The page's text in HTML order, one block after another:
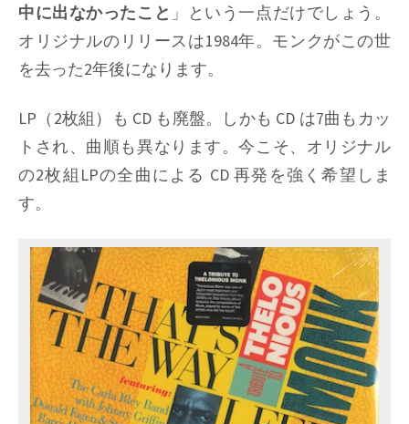
中に出なかったこと 」という一点だけでしょう。
オリジナルのリリースは1984年。モンクがこの世
を去った2年後になります。
LP（2枚組）も CD も廃盤。しかも CD は7曲もカッ
トされ、曲順も異なります。今こそ、オリジナル
の2枚組LPの全曲による CD 再発を強く希望しま
す。